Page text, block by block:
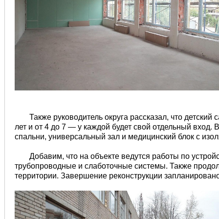
Также руководитель округа рассказал, что
лет и от 4 до 7 — у каждой будет свой отдельный
спальни, универсальный зал и медицинский блок с
Добавим, что на объекте ведутся работы по
трубопроводные и слаботочные системы. Также
территории. Завершение реконструкции